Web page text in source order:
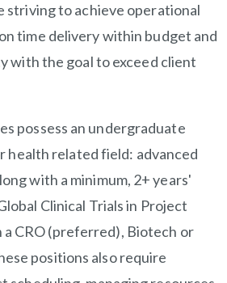
striving to achieve operational
time delivery within budget and
with the goal to exceed client
possess an undergraduate
health related field: advanced
with a minimum, 2+ years'
Clinical Trials in Project
CRO (preferred), Biotech or
positions also require